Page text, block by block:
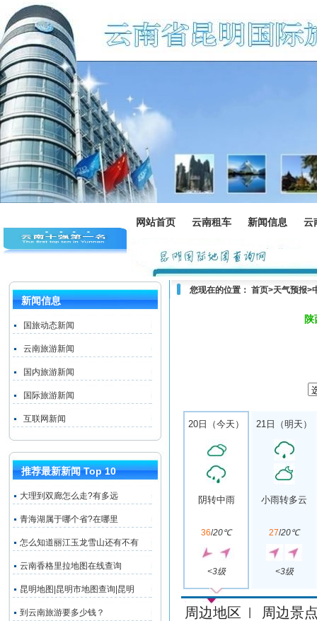
网站首页 云南租车 新闻信息 云
新闻信息
国旅动态新闻
云南旅游新闻
国内旅游新闻
国际旅游新闻
互联网新闻
推荐最新新闻 Top 10
大理到双廊怎么走?有多远
青海湖属于哪个省?在哪里
怎么知道丽江玉龙雪山还有不有
云南香格里拉地图在线查询
昆明地图|昆明市地图查询|昆明
到云南旅游要多少钱？
您现在的位置： 首页>天气预报>
20日（今天）
阴转中雨
36/20℃
<3级
21日（明天）
小雨转多云
27/20℃
<3级
周边地区 周边景